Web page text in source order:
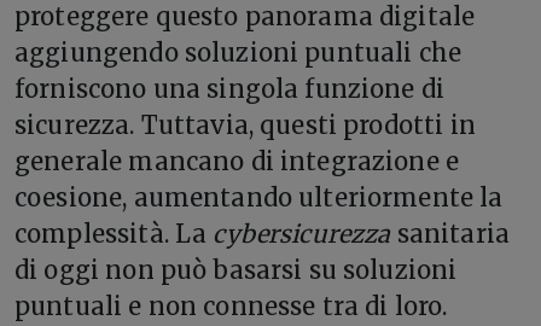
proteggere questo panorama digitale
aggiungendo soluzioni puntuali che
forniscono una singola funzione di
sicurezza. Tuttavia, questi prodotti in
generale mancano di integrazione e
coesione, aumentando ulteriormente la
complessità. La cybersicurezza sanitaria
di oggi non può basarsi su soluzioni
puntuali e non connesse tra di loro.